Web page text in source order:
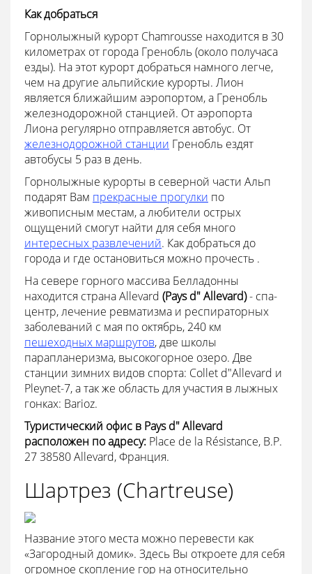
Как добраться
Горнолыжный курорт Chamrousse находится в 30
километрах от города Гренобль (около получаса
езды). На этот курорт добраться намного легче,
чем на другие альпийские курорты. Лион
является ближайшим аэропортом, а Гренобль
железнодорожной станцией. От аэропорта
Лиона регулярно отправляется автобус. От
железнодорожной станции Гренобль ездят
автобусы 5 раз в день.
Горнолыжные курорты в северной части Альп
подарят Вам прекрасные прогулки по
живописным местам, а любители острых
ощущений смогут найти для себя много
интересных развлечений. Как добраться до
города и где остановиться можно прочесть .
На севере горного массива Белладонны
находится страна Allevard (Paysd"Allevard)- спа-
центр, лечение ревматизма и респираторных
заболеваний с мая по октябрь, 240 км
пешеходных маршрутов, две школы
парапланеризма, высокогорное озеро. Две
станции зимних видов спорта: Collet d"Allevard и
Pleynet-7, а так же область для участия в лыжных
гонках: Barioz.
Туристический офис в Paysd"Allevard
расположен по адресу: Place de la Résistance, B.P.
27 38580 Allevard, Франция.
Шартрез (Chartreuse)
Название этого места можно перевести как
«Загородный домик». Здесь Вы откроете для себя
огромное скопление гор на относительно